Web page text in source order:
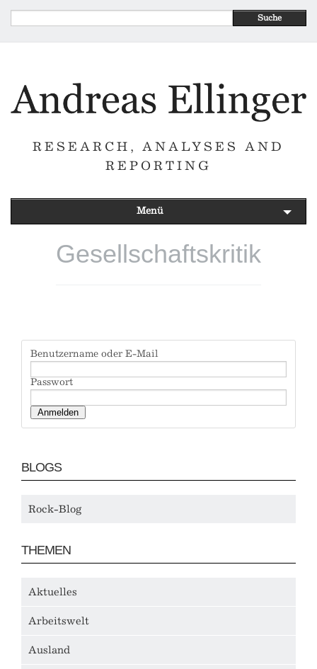
Suche
RESEARCH, ANALYSES AND
REPORTING
Menü
Gesellschaftskritik
Benutzername oder E-Mail
Passwort
BLOGS
Rock-Blog
THEMEN
Aktuelles
Arbeitswelt
Ausland